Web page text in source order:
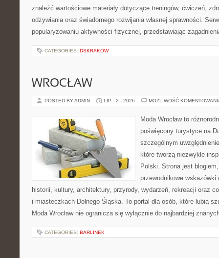
znaleźć wartościowe materiały dotyczące treningów, ćwiczeń,
odżywiania oraz świadomego rozwijania własnej sprawności.
popularyzowaniu aktywności fizycznej, przedstawiając
CATEGORIES: DSKRAKOW
WROCŁAW
POSTED BY ADMIN LIP - 2 - 2026 MOŻLIWOŚĆ
Moda Wrocław to
poświęcony turystyce na
szczególnym
które tworzą niezwykle
Polski. Strona jest
przewodnikowe
historii, kultury, architektury, przyrody, wydarzeń, rekreacji oraz
i miasteczkach Dolnego Śląska. To portal dla osób, które lubią
Moda Wrocław nie ogranicza się wyłącznie do najbardziej
CATEGORIES: BARLINEK